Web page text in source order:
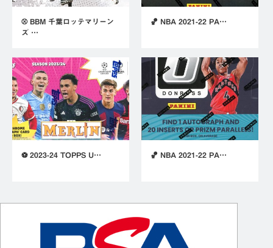
⚾ BBM 千葉ロッテマリーン
ズ …
🏀 NBA 2021-22 PA…
⚽ 2023-24 TOPPS U… 🏀 NBA 2021-22 PA…